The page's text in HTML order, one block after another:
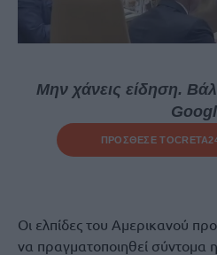
Μην χάνεις είδηση.
ΠΡΟΣΘΕΣΕ ΤΟ
Οι ελπίδες του Αμερικανού
να πραγματοποιηθεί σύντομα